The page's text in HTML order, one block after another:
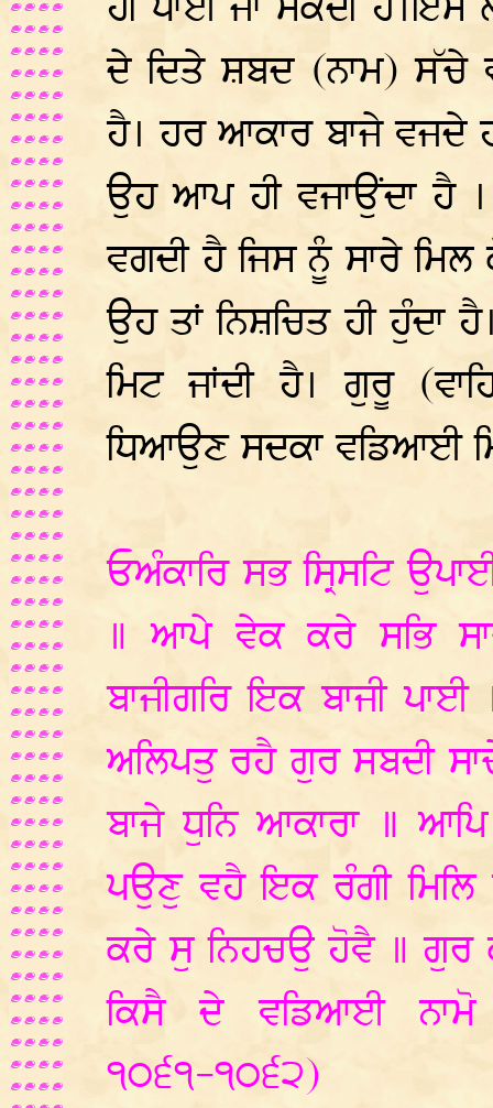
ਦੇ ਦਿਤੇ ਸ਼ਬਦ (ਨਾਮ) ਸੱਚੇ
ਹੈ। ਹਰ ਆਕਾਰ ਬਾਜੇ ਵਜਦੇ
ਉਹ ਆਪ ਹੀ ਵਜਾਉਂਦਾ ਹੈ ।
ਵਗਦੀ ਹੈ ਜਿਸ ਨੂੰ ਸਾਰੇ
ਉਹ ਤਾਂ ਨਿਸ਼ਚਿਤ ਹੀ ਹੁੰਦਾ
ਮਿਟ ਜਾਂਦੀ ਹੈ। ਗੁਰੂ
ਧਿਆਉਣ ਸਦਕਾ ਵਡਿਆਈ
ਓਅੰਕਾਰਿ ਸਭ ਸ੍ਰਿਸਟਿ
॥ ਆਪੇ ਵੇਕ ਕਰੇ ਸਭਿ
ਬਾਜੀਗਰਿ ਇਕ ਬਾਜੀ
ਅਲਿਪਤੁ ਰਹੈ ਗੁਰ ਸਬਦੀ
ਬਾਜੇ ਧੁਨਿ ਆਕਾਰਾ ॥
ਪਉਣੁ ਵਹੈ ਇਕ ਰੰਗੀ
ਕਰੇ ਸੁ ਨਿਹਚਉ ਹੋਵੈ ॥ ਗੁਰ
ਕਿਸੈ ਦੇ ਵਡਿਆਈ
੧੦੬੧-੧੦੬੨)